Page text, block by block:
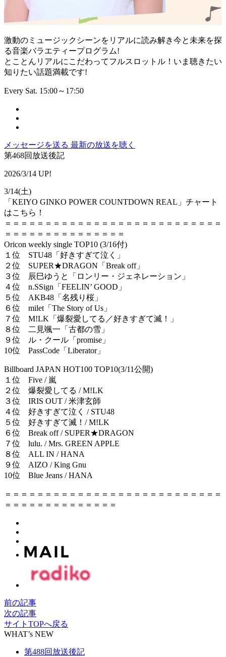
激動のミュージックシーンをリアルに読み解き今と未来を探
る音楽バラエティープログラム!
とことんリアルにこだわってフルスロットル！いま聴きたい
知りたい話題満載です!
Every Sat. 15:00～17:50
メッセージを送る 最新の放送を聴く
第468回放送後記
2026/3/14 UP!
3/14(土)
「KEIYO GINKO POWER COUNTDOWN REAL」チャート
はこちら！
＝＝＝＝＝＝＝＝＝＝＝＝＝＝＝＝＝＝＝＝＝＝＝＝＝＝＝
＝＝＝＝＝＝＝＝＝＝＝＝＝＝＝
Oricon weekly single TOP10 (3/16付)
１位 STU48「好きすぎて泣く」
２位 SUPER★DRAGON「Break off」
３位 辰巳ゆうと「ロンリー・ジェネレーション」
４位 n.SSign「FEELIN’ GOOD」
５位 AKB48「名残り桜」
６位 milet「The Story of Us」
７位 M!LK「爆裂愛してる／好きすぎて滅！」
８位 二見颯一「古都の雪」
９位 ル・クール「promise」
10位 PassCode「Liberator」
Billboard JAPAN HOT100 TOP10(3/11公開)
１位 Five / 嵐
２位 爆裂愛してる / M!LK
３位 IRIS OUT / 米津玄師
４位 好きすぎて泣く / STU48
５位 好きすぎて滅！/ M!LK
６位 Break off / SUPER★DRAGON
７位 lulu. / Mrs. GREEN APPLE
８位 ALL IN / HANA
９位 AIZO / King Gnu
10位 Blue Jeans / HANA
＝＝＝＝＝＝＝＝＝＝＝＝＝＝＝＝＝＝＝＝＝＝＝＝＝＝＝
＝＝＝＝＝＝＝＝＝＝＝＝＝＝
前の記事
次の記事
サイトTOPへ戻る
WHAT’s NEW
第488回放送後記